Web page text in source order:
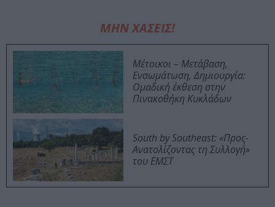
ΜΗΝ ΧΑΣΕΙΣ!
Μέτοικοι – Μετάβαση,
Ενσωμάτωση, Δημιουργία:
Ομαδική έκθεση στην
Πινακοθήκη Κυκλάδων
South by Southeast: «Προς-
Ανατολίζοντας τη Συλλογή»
του ΕΜΣΤ